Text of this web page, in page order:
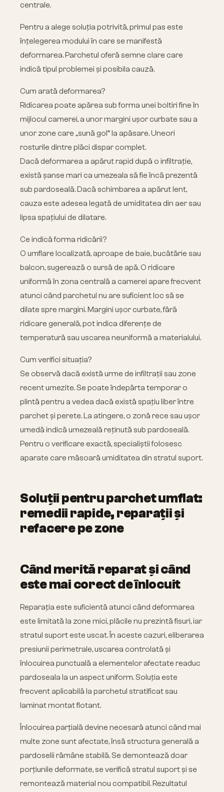
centrale.
Pentru a alege soluția potrivită, primul pas este
înțelegerea modului în care se manifestă
deformarea. Parchetul oferă semne clare care
indică tipul problemei și posibila cauză.
Cum arată deformarea?
Ridicarea poate apărea sub forma unei boltiri fine în
mijlocul camerei, a unor margini ușor curbate sau a
unor zone care „sună gol” la apăsare. Uneori
rosturile dintre plăci dispar complet.
Dacă deformarea a apărut rapid după o infiltrație,
există șanse mari ca umezeala să fie încă prezentă
sub pardoseală. Dacă schimbarea a apărut lent,
cauza este adesea legată de umiditatea din aer sau
lipsa spațiului de dilatare.
Ce indică forma ridicării?
O umflare localizată, aproape de baie, bucătărie sau
balcon, sugerează o sursă de apă. O ridicare
uniformă în zona centrală a camerei apare frecvent
atunci când parchetul nu are suficient loc să se
dilate spre margini. Margini ușor curbate, fără
ridicare generală, pot indica diferențe de
temperatură sau uscarea neuniformă a materialului.
Cum verifici situația?
Se observă dacă există urme de infiltrații sau zone
recent umezite. Se poate îndepărta temporar o
plintă pentru a vedea dacă există spațiu liber între
parchet și perete. La atingere, o zonă rece sau ușor
umedă indică umezeală reținută sub pardoseală.
Pentru o verificare exactă, specialiștii folosesc
aparate care măsoară umiditatea din stratul suport.
Soluții pentru parchet umflat:
remedii rapide, reparații și
refacere pe zone
Când merită reparat și când
este mai corect de înlocuit
Reparația este suficientă atunci când deformarea
este limitată la zone mici, plăcile nu prezintă fisuri, iar
stratul suport este uscat. În aceste cazuri, eliberarea
presiunii perimetrale, uscarea controlată și
înlocuirea punctuală a elementelor afectate readuc
pardoseala la un aspect uniform. Soluția este
frecvent aplicabilă la parchetul stratificat sau
laminat montat flotant.
Înlocuirea parțială devine necesară atunci când mai
multe zone sunt afectate, însă structura generală a
pardoselii rămâne stabilă. Se demontează doar
porțiunile deformate, se verifică stratul suport și se
remontează material nou compatibil. Rezultatul